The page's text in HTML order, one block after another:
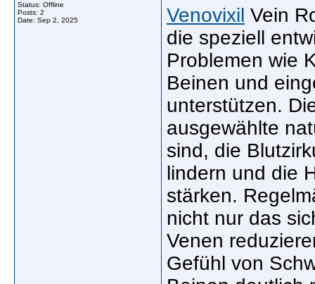
Status: Offline
Posts: 2
Date: Sep 2, 2025 Venovixil Vein
die speziell
Problemen wie
Beinen und
unterstützen.
ausgewählte
sind, die
lindern und die
stärken.
nicht nur das
Venen
Gefühl von